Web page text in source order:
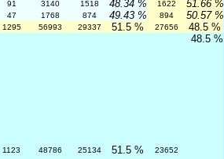
91 3140 1518 48.34 % 1622 51.66 %
47 1768 874 49.43 % 894 50.57 %
1295 56993 29337 51.5 % 27656 48.5 %
1123 48786 25134 51.5 % 23652
48.5 %